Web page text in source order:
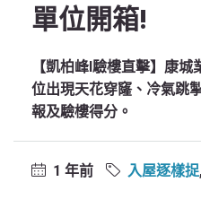
單位開箱!
【凱柏峰I驗樓直擊】康
位出現天花穿窿、冷氣跳
報及驗樓得分。
1 年前 入屋逐樣捉